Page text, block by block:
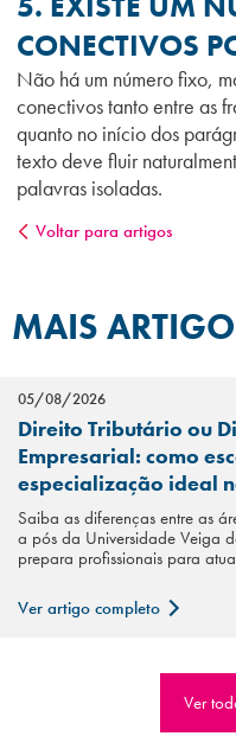
CONECTIVOS
Não há um número fixo,
conectivos tanto entre as
quanto no início dos
texto deve fluir
palavras isoladas.
Voltar para artigos
MAIS
05/08/2026
Direito Tributário ou
Empresarial: como
especialização ideal
Saiba as diferenças entre as
a pós da Universidade Veiga
prepara profissionais para
Ver artigo completo
Ver